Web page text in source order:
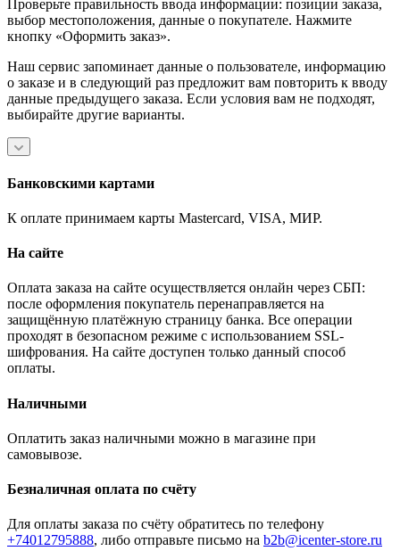
Проверьте правильность ввода информации: позиции заказа,
выбор местоположения, данные о покупателе. Нажмите
кнопку «Оформить заказ».
Наш сервис запоминает данные о пользователе, информацию
о заказе и в следующий раз предложит вам повторить к вводу
данные предыдущего заказа. Если условия вам не подходят,
выбирайте другие варианты.
Банковскими картами
К оплате принимаем карты Mastercard, VISA, МИР.
На сайте
Оплата заказа на сайте осуществляется онлайн через СБП:
после оформления покупатель перенаправляется на
защищённую платёжную страницу банка. Все операции
проходят в безопасном режиме с использованием SSL-
шифрования. На сайте доступен только данный способ
оплаты.
Наличными
Оплатить заказ наличными можно в магазине при
самовывозе.
Безналичная оплата по счёту
Для оплаты заказа по счёту обратитесь по телефону
+74012795888, либо отправьте письмо на b2b@icenter-store.ru